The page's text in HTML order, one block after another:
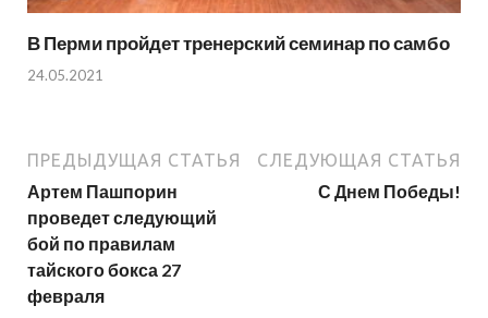
В Перми пройдет тренерский семинар по самбо
24.05.2021
ПРЕДЫДУЩАЯ СТАТЬЯ
Артем Пашпорин
проведет следующий
бой по правилам
тайского бокса 27
февраля
СЛЕДУЮЩАЯ СТАТЬЯ
С Днем Победы!